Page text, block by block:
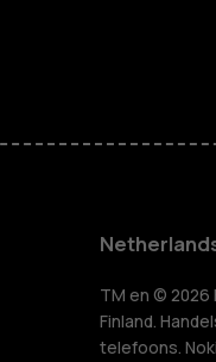
Voor
Tablets
TM en © 2026
Finland.
telefoons.